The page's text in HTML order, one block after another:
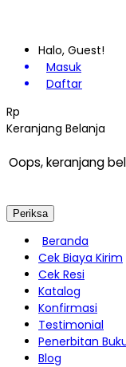
Halo, Guest!
Masuk
Daftar
Rp
Keranjang Belanja
Oops, keranjang
Periksa
Beranda
Cek Biaya Kirim
Cek Resi
Katalog
Konfirmasi
Testimonial
Penerbitan
Blog